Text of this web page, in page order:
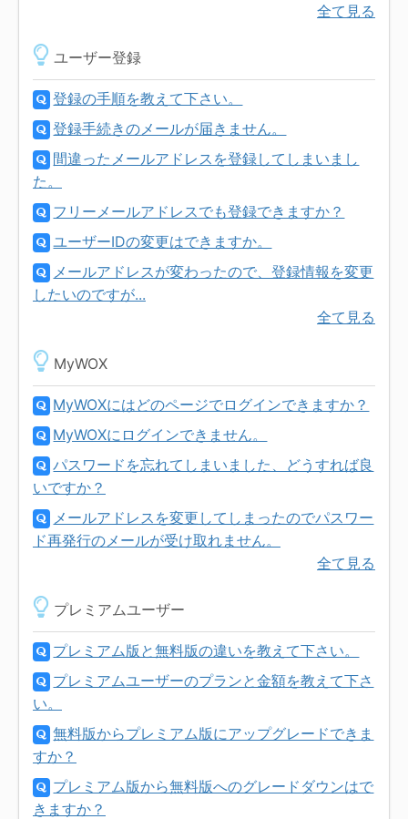
全て見る
ユーザー登録
登録の手順を教えて下さい。
登録手続きのメールが届きません。
間違ったメールアドレスを登録してしまいまし
た。
フリーメールアドレスでも登録できますか？
ユーザーIDの変更はできますか。
メールアドレスが変わったので、登録情報を変更
したいのですが...
全て見る
MyWOX
MyWOXにはどのページでログインできますか？
MyWOXにログインできません。
パスワードを忘れてしまいました、どうすれば良
いですか？
メールアドレスを変更してしまったのでパスワー
ド再発行のメールが受け取れません。
全て見る
プレミアムユーザー
プレミアム版と無料版の違いを教えて下さい。
プレミアムユーザーのプランと金額を教えて下さ
い。
無料版からプレミアム版にアップグレードできま
すか？
プレミアム版から無料版へのグレードダウンはで
きますか？